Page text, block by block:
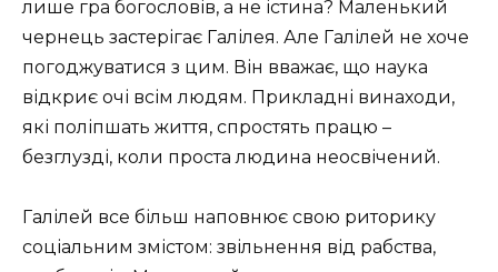
лише гра богословів, а не істина? Маленький
чернець застерігає Галілея. Але Галілей не хоче
погоджуватися з цим. Він вважає, що наука
відкриє очі всім людям. Прикладні винаходи,
які поліпшать життя, спростять працю –
безглузді, коли проста людина неосвічений.
Галілей все більш наповнює свою риторику
соціальним змістом: звільнення від рабства,